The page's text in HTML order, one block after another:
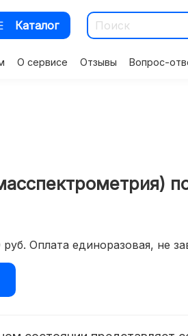
Каталог
О сервисе Отзывы Вопрос-
Оплата единоразовая, не